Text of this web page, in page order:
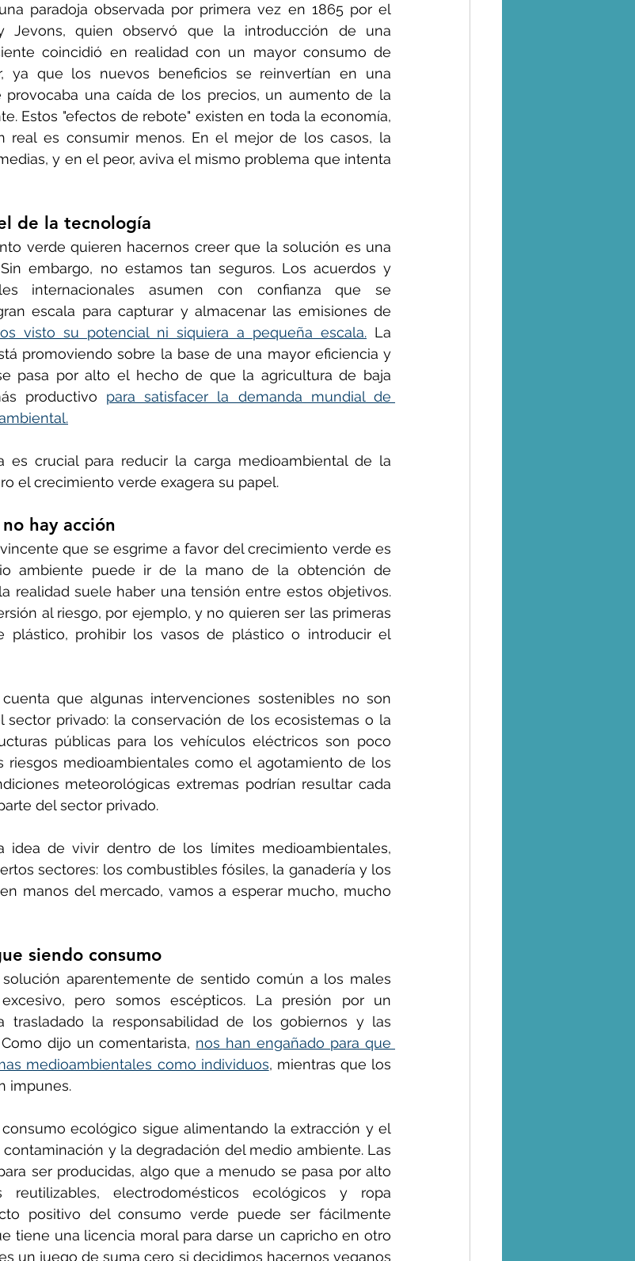
paradoja observada por primera vez en 1865 por el
Jevons, quien observó que la introducción de una
coincidió en realidad con un mayor consumo de
ya que los nuevos beneficios se reinvertían en una
provocaba una caída de los precios, un aumento de la
Estos "efectos de rebote" existen en toda la economía,
real es consumir menos. En el mejor de los casos, la
y en el peor, aviva el mismo problema que intenta
de la tecnología
verde quieren hacernos creer que la solución es una
embargo, no estamos tan seguros. Los acuerdos y
internacionales asumen con confianza que se
escala para capturar y almacenar las emisiones de
visto su potencial ni siquiera a pequeña escala. La
promoviendo sobre la base de una mayor eficiencia y
pasa por alto el hecho de que la agricultura de baja
productivo para satisfacer la demanda mundial de
es crucial para reducir la carga medioambiental de la
el crecimiento verde exagera su papel.
hay acción
que se esgrime a favor del crecimiento verde es
ambiente puede ir de la mano de la obtención de
realidad suele haber una tensión entre estos objetivos.
al riesgo, por ejemplo, y no quieren ser las primeras
plástico, prohibir los vasos de plástico o introducir el
que algunas intervenciones sostenibles no son
sector privado: la conservación de los ecosistemas o la
públicas para los vehículos eléctricos son poco
riesgos medioambientales como el agotamiento de los
meteorológicas extremas podrían resultar cada
del sector privado.
idea de vivir dentro de los límites medioambientales,
sectores: los combustibles fósiles, la ganadería y los
manos del mercado, vamos a esperar mucho, mucho
siendo consumo
aparentemente de sentido común a los males
pero somos escépticos. La presión por un
trasladado la responsabilidad de los gobiernos y las
dijo un comentarista, nos han engañado para que
medioambientales como individuos, mientras que los
impunes.
ecológico sigue alimentando la extracción y el
y la degradación del medio ambiente. Las
ser producidas, algo que a menudo se pasa por alto
reutilizables, electrodomésticos ecológicos y ropa
positivo del consumo verde puede ser fácilmente
tiene una licencia moral para darse un capricho en otro
un juego de suma cero si decidimos hacernos veganos